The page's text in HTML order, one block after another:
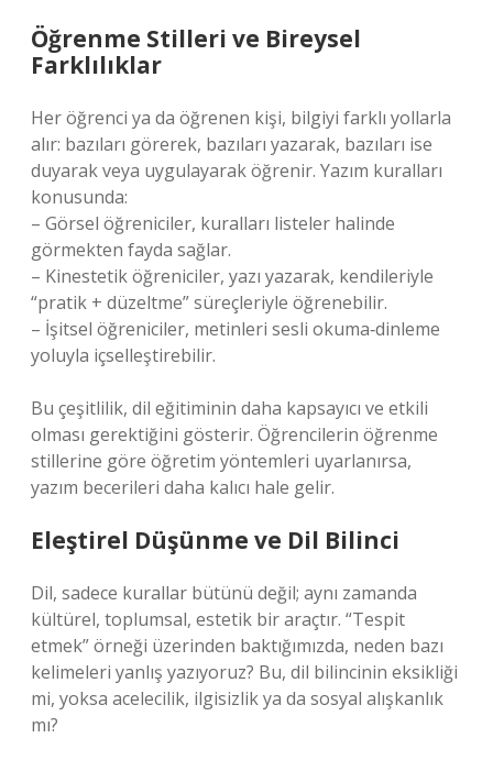
Öğrenme Stilleri ve Bireysel
Farklılıklar
Her öğrenci ya da öğrenen kişi, bilgiyi farklı yollarla
alır: bazıları görerek, bazıları yazarak, bazıları ise
duyarak veya uygulayarak öğrenir. Yazım kuralları
konusunda:
– Görsel öğreniciler, kuralları listeler halinde
görmekten fayda sağlar.
– Kinestetik öğreniciler, yazı yazarak, kendileriyle
“pratik + düzeltme” süreçleriyle öğrenebilir.
– İşitsel öğreniciler, metinleri sesli okuma‑dinleme
yoluyla içselleştirebilir.
Bu çeşitlilik, dil eğitiminin daha kapsayıcı ve etkili
olması gerektiğini gösterir. Öğrencilerin öğrenme
stillerine göre öğretim yöntemleri uyarlanırsa,
yazım becerileri daha kalıcı hale gelir.
Eleştirel Düşünme ve Dil Bilinci
Dil, sadece kurallar bütünü değil; aynı zamanda
kültürel, toplumsal, estetik bir araçtır. “Tespit
etmek” örneği üzerinden baktığımızda, neden bazı
kelimeleri yanlış yazıyoruz? Bu, dil bilincinin eksikliği
mi, yoksa acelecilik, ilgisizlik ya da sosyal alışkanlık
mı?